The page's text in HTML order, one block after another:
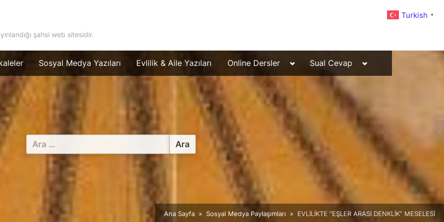
şahsi web sitesidir.
Sosyal Medya Yazıları Evlilik & Aile Yazıları Online Dersler
Toggle
menu
Sual Cevap
Toggle
menu
Arama:
Ana Sayfa Sosyal Medya Paylaşımları EVLİLİKTE “EŞLER ARASI DENKLİK” MESELESİ
Turkish ▼